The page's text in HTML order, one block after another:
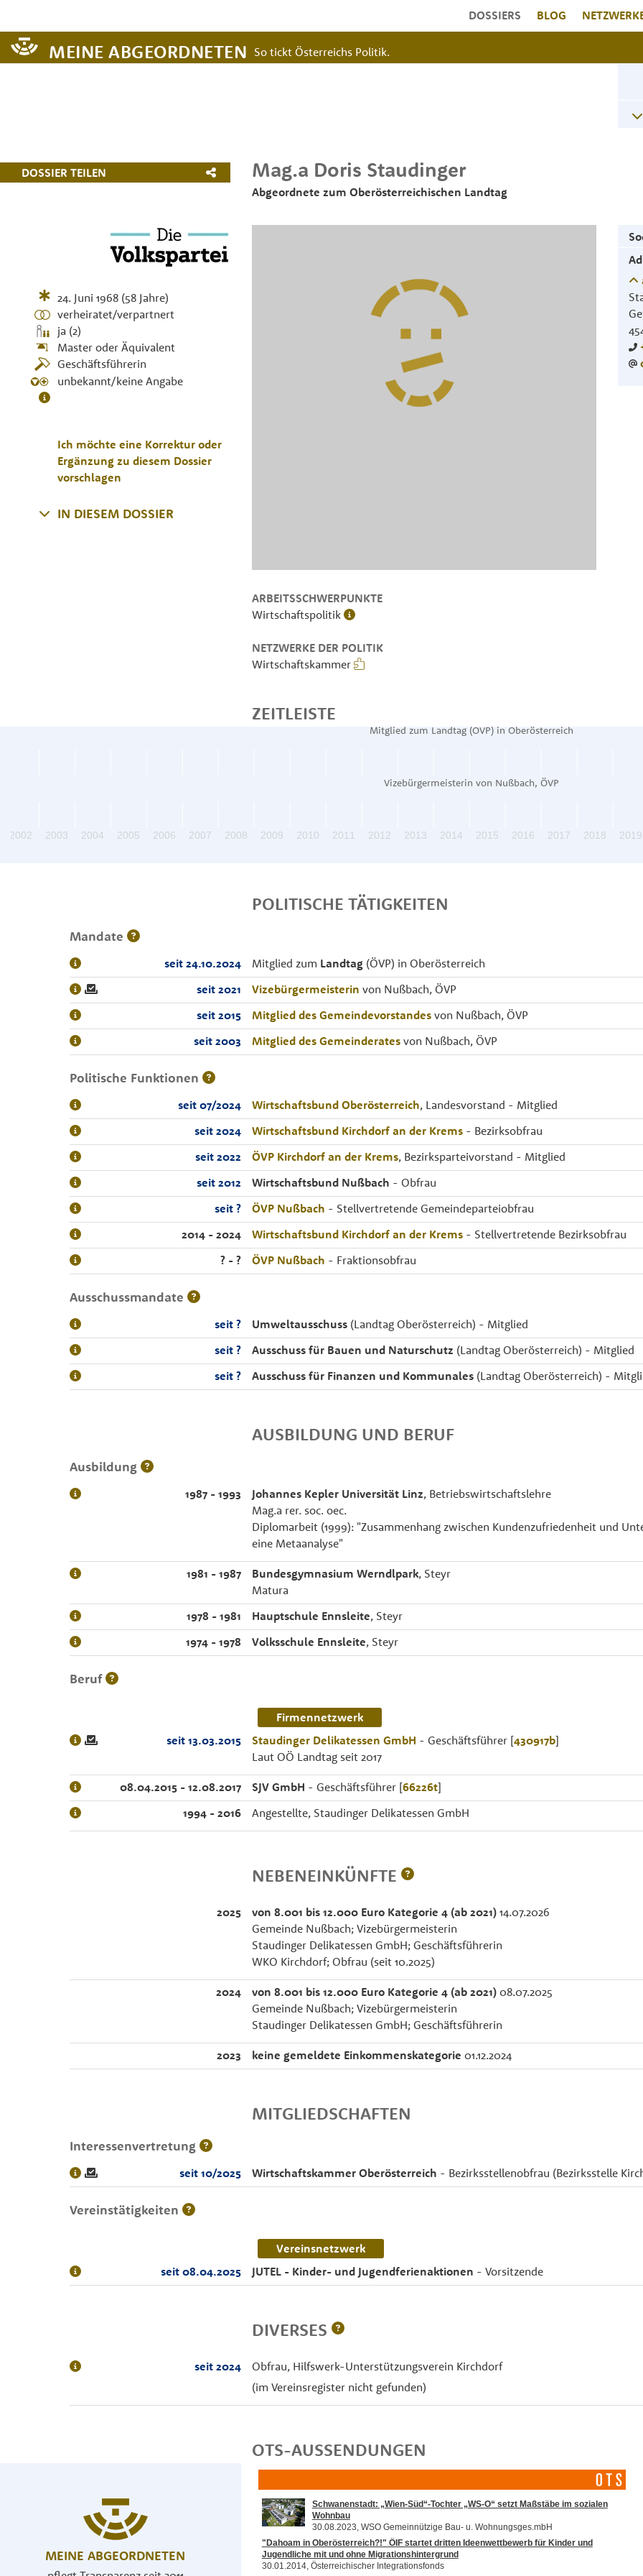
DOSSIERS BLOG
MEINE ABGEORDNETEN So tickt Österreichs Politik.
DOSSIER TEILEN Mag.a Doris Staudinger
Abgeordnete zum Oberösterreichischen Landtag
24. Juni 1968 (58 Jahre)
verheiratet/verpartnert
ja (2)
Master oder Äquivalent
Geschäftsführerin
unbekannt/keine Angabe
Ich möchte eine Korrektur oder
Ergänzung zu diesem Dossier
vorschlagen
IN DIESEM DOSSIER
ARBEITSSCHWERPUNKTE
Wirtschaftspolitik
NETZWERKE DER POLITIK
Wirtschaftskammer
ZEITLEISTE
Mitglied zum Landtag (ÖVP) in Oberösterreich
Vizebürgermeisterin von Nußbach, ÖVP
2002 2003 2004 2005 2006 2007 2008 2009 2010 2011 2012 2013 2014 2015 2016 2017 2018 2019
POLITISCHE TÄTIGKEITEN
Mandate
seit 24.10.2024 Mitglied zum Landtag (ÖVP) in Oberösterreich
seit 2021
Vizebürgermeisterin von Nußbach, ÖVP
seit 2015
Mitglied des Gemeindevorstandes von Nußbach, ÖVP
seit 2003
Mitglied des Gemeinderates von Nußbach, ÖVP
Politische Funktionen
seit 07/2024 Wirtschaftsbund Oberösterreich, Landesvorstand - Mitglied
seit 2024
Wirtschaftsbund Kirchdorf an der Krems - Bezirksobfrau
seit 2022
ÖVP Kirchdorf an der Krems, Bezirksparteivorstand - Mitglied
seit 2012
Wirtschaftsbund Nußbach - Obfrau
seit ?
ÖVP Nußbach - Stellvertretende Gemeindeparteiobfrau
2014 - 2024
Wirtschaftsbund Kirchdorf an der Krems - Stellvertretende Bezirksobfrau
? - ?
ÖVP Nußbach - Fraktionsobfrau
Ausschussmandate
seit ? Umweltausschuss (Landtag Oberösterreich) - Mitglied
seit ?
Ausschuss für Bauen und Naturschutz (Landtag Oberösterreich) - Mitglied
seit ?
Ausschuss für Finanzen und Kommunales (Landtag Oberösterreich) -
AUSBILDUNG UND BERUF
Ausbildung
1987 - 1993 Johannes Kepler Universität Linz, Betriebswirtschaftslehre
Mag.a rer. soc. oec.
Diplomarbeit (1999): "Zusammenhang zwischen Kundenzufriedenheit und
eine Metaanalyse"
1981 - 1987 Bundesgymnasium Werndlpark, Steyr
Matura
1978 - 1981
Hauptschule Ennsleite, Steyr
1974 - 1978
Volksschule Ennsleite, Steyr
Beruf
Firmennetzwerk
seit 13.03.2015
Staudinger Delikatessen GmbH - Geschäftsführer [430917b]
Laut OÖ Landtag seit 2017
08.04.2015 - 12.08.2017 SJV GmbH - Geschäftsführer [66226t]
1994 - 2016
Angestellte, Staudinger Delikatessen GmbH
NEBENEINKÜNFTE
2025 von 8.001 bis 12.000 Euro Kategorie 4 (ab 2021) 14.07.2026
Gemeinde Nußbach; Vizebürgermeisterin
Staudinger Delikatessen GmbH; Geschäftsführerin
WKO Kirchdorf; Obfrau (seit 10.2025)
2024 von 8.001 bis 12.000 Euro Kategorie 4 (ab 2021) 08.07.2025
Gemeinde Nußbach; Vizebürgermeisterin
Staudinger Delikatessen GmbH; Geschäftsführerin
2023 keine gemeldete Einkommenskategorie 01.12.2024
MITGLIEDSCHAFTEN
Interessenvertretung
seit 10/2025 Wirtschaftskammer Oberösterreich - Bezirksstellenobfrau (Bezirksstelle
Vereinstätigkeiten
Vereinsnetzwerk
seit 08.04.2025
JUTEL - Kinder- und Jugendferienaktionen - Vorsitzende
DIVERSES
seit 2024
Obfrau, Hilfswerk-Unterstützungsverein Kirchdorf
(im Vereinsregister nicht gefunden)
MEINE ABGEORDNETEN
OTS-AUSSENDUNGEN